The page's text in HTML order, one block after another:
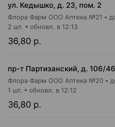
ул. Кедышко, д. 23, пом. 2
Флора Фарм ООО Аптека №21
36,80 р.
2 шт. обновл. в 12:13
пр-т Партизанский, д. 106/46
Флора Фарм ООО Аптека №20
36,80 р.
1 шт. обновл. в 12:12